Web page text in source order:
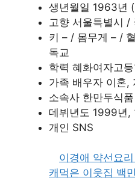
생년월일 1963년
고향 서울특별시 /
키 – / 몸무게 – /
독교
학력 혜화여자고
가족 배우자 이혼,
소속사 한만두식품
데뷔년도 1999년,
개인 SNS
이경애 약선요
캐먹은 이웃집 백